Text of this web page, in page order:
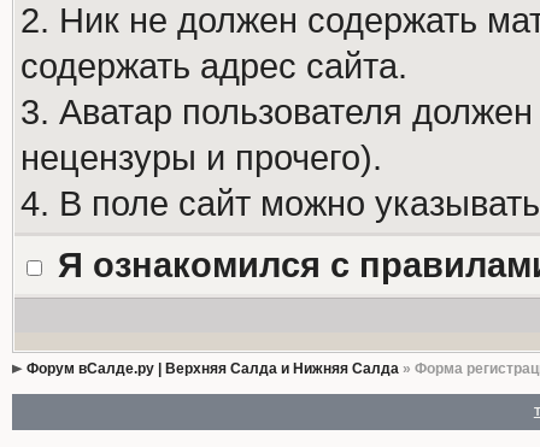
2. Ник не должен содержать
содержать адрес сайта.
3. Аватар пользователя
нецензуры и прочего).
4. В поле сайт можно
Я ознакомился с
Форум вСалде.ру | Верхняя Салда и Нижняя Салда» Форма